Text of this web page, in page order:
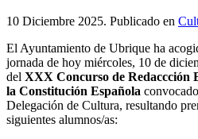
10 Diciembre 2025. Publicado en
El Ayuntamiento de Ubrique ha
jornada de hoy miércoles, 10 de
del XXX Concurso de Redaccción
la Constitución Española
Delegación de Cultura, resultando
siguientes alumnos/as: